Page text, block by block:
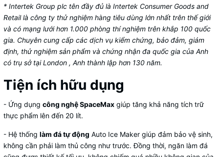
* Intertek Group plc tên đầy đủ là Intertek Consumer Goods and
Retail là công ty thử nghiệm hàng tiêu dùng lớn nhất trên thế giới
và có mạng lưới hơn 1.000 phòng thí nghiệm trên khắp 100 quốc
gia. Chuyên cung cấp các dịch vụ kiểm chứng, bảo đảm, giám
định, thử nghiệm sản phẩm và chứng nhận đa quốc gia của Anh
có trụ sở tại London , Anh thành lập hơn 130 năm.
Tiện ích hữu dụng
- Ứng dụng công nghệ SpaceMax giúp tăng khả năng tích trữ
thực phẩm lên đến 20 lít.
- Hệ thống làm đá tự động Auto Ice Maker giúp đảm bảo vệ sinh,
không cần phải làm thủ công như trước. Đồng thời, ngăn làm đá